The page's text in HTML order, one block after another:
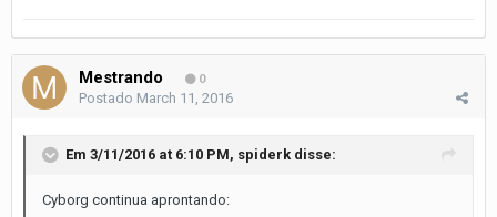
Mestrando 0
Postado March 11, 2016
Em 3/11/2016 at 6:10 PM, spiderk disse:
Cyborg continua aprontando: